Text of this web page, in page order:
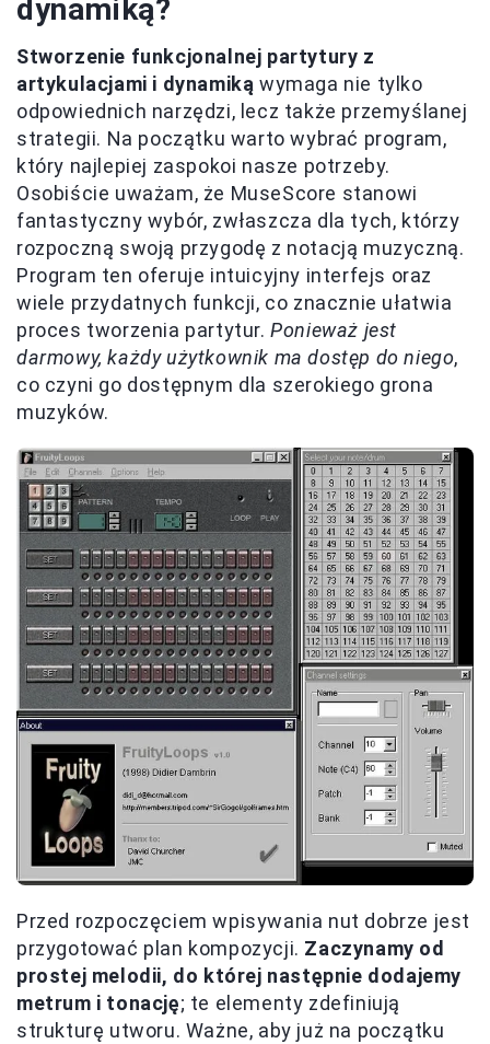
dynamiką?
Stworzenie funkcjonalnej partytury z
artykulacjami i dynamiką wymaga nie tylko
odpowiednich narzędzi, lecz także przemyślanej
strategii. Na początku warto wybrać program,
który najlepiej zaspokoi nasze potrzeby.
Osobiście uważam, że MuseScore stanowi
fantastyczny wybór, zwłaszcza dla tych, którzy
rozpoczną swoją przygodę z notacją muzyczną.
Program ten oferuje intuicyjny interfejs oraz
wiele przydatnych funkcji, co znacznie ułatwia
proces tworzenia partytur.Ponieważ jest
darmowy, każdy użytkownik ma dostęp do niego,
co czyni go dostępnym dla szerokiego grona
muzyków.
Przed rozpoczęciem wpisywania nut dobrze jest
przygotować plan kompozycji. Zaczynamy od
prostej melodii, do której następnie dodajemy
metrum i tonację; te elementy zdefiniują
strukturę utworu. Ważne, aby już na początku